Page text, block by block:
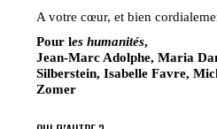
A votre cœur, et bien
Pour les humanités,
Jean-Marc Adolphe, Maria
Silberstein, Isabelle Favre,
Zomer